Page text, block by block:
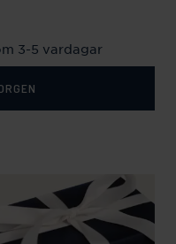
3-5 vardagar